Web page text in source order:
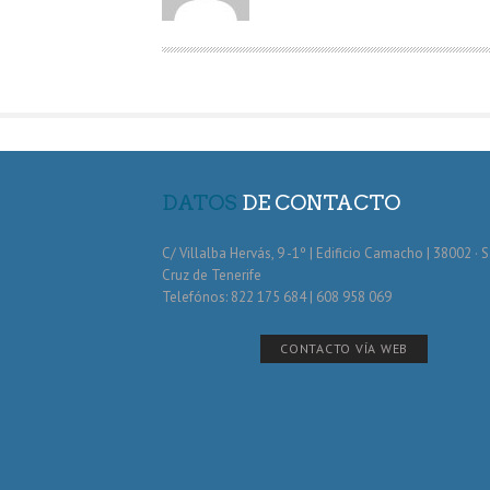
R
DATOS DE CONTACTO
C/ Villalba Hervás, 9 -1º | Edificio Camacho | 38002 ·
Cruz de Tenerife
Telefónos: 822 175 684 | 608 958 069
CONTACTO VÍA WEB